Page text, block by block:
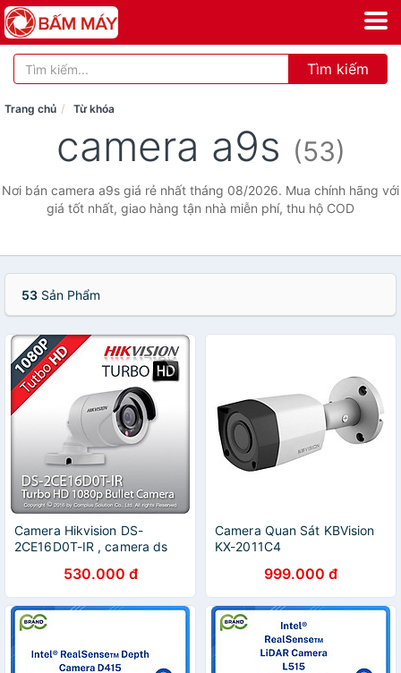
Tìm kiếm
Trang chủ Từ khóa
camera a9s (53)
Nơi bán camera a9s giá rẻ nhất tháng 08/2026. Mua chính hãng với
giá tốt nhất, giao hàng tận nhà miễn phí, thu hộ COD
53 Sản Phẩm
Camera Hikvision DS-
2CE16D0T-IR , camera ds
530.000 đ
Camera Quan Sát KBVision
KX-2011C4
999.000 đ